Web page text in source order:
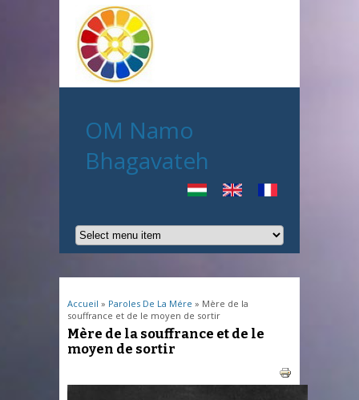
OM Namo
Bhagavateh
Vous êtes ici
Accueil » Paroles De La Mére » Mère de la
souffrance et de le moyen de sortir
Mère de la souffrance et de le
moyen de sortir